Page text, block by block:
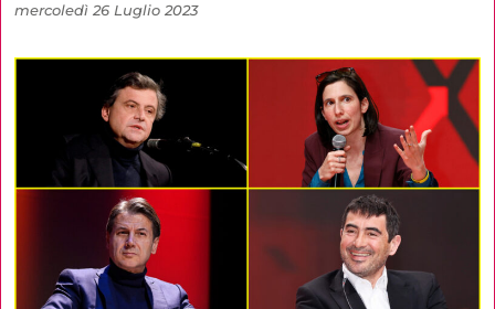
mercoledì 26 Luglio 2023